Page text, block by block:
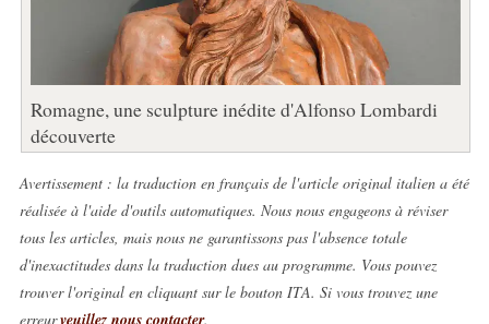
Romagne, une sculpture inédite d'Alfonso Lombardi
découverte
Avertissement : la traduction en français de l'article original italien a été
réalisée à l'aide d'outils automatiques. Nous nous engageons à réviser
tous les articles, mais nous ne garantissons pas l'absence totale
d'inexactitudes dans la traduction dues au programme. Vous pouvez
trouver l'original en cliquant sur le bouton ITA. Si vous trouvez une
erreur,veuillez nous contacter.